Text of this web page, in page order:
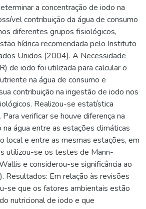
a concentração de iodo na
contribuição da água de consumo
diferentes grupos fisiológicos,
hídrica recomendada pelo Instituto
Unidos (2004). A Necessidade
de iodo foi utilizada para calcular o
na água de consumo e
contribuição na ingestão de iodo nos
Realizou-se estatística
verificar se houve diferença na
água entre as estações climáticas
local e entre as mesmas estações, em
utilizou-se os testes de Mann-
e considerou-se significância ao
Resultados: Em relação às revisões
se que os fatores ambientais estão
nutricional de iodo e que